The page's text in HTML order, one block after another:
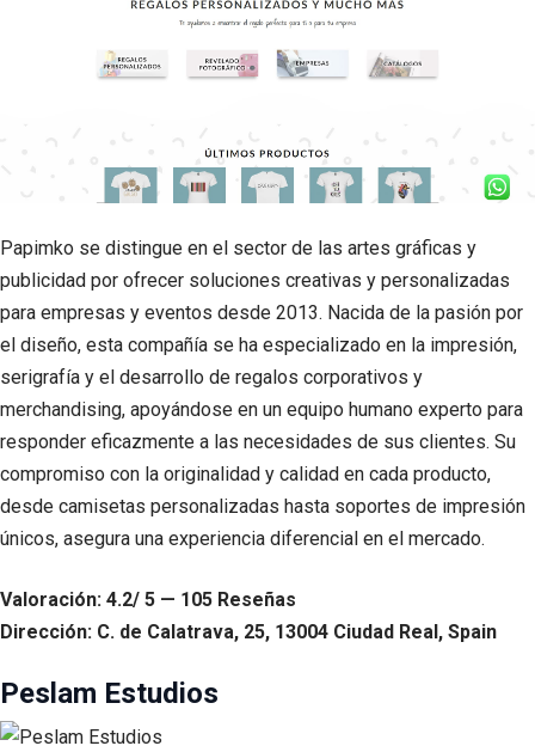
Papimko se distingue en el sector de las artes gráficas y
publicidad por ofrecer soluciones creativas y personalizadas
para empresas y eventos desde 2013. Nacida de la pasión por
el diseño, esta compañía se ha especializado en la impresión,
serigrafía y el desarrollo de regalos corporativos y
merchandising, apoyándose en un equipo humano experto para
responder eficazmente a las necesidades de sus clientes. Su
compromiso con la originalidad y calidad en cada producto,
desde camisetas personalizadas hasta soportes de impresión
únicos, asegura una experiencia diferencial en el mercado.
Valoración: 4.2/ 5 — 105 Reseñas
Dirección: C. de Calatrava, 25, 13004 Ciudad Real, Spain
Peslam Estudios